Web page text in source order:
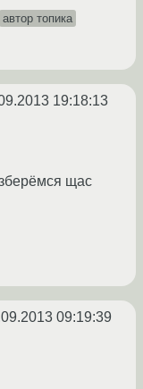
автор топика
19:18:13
щас
09:19:39